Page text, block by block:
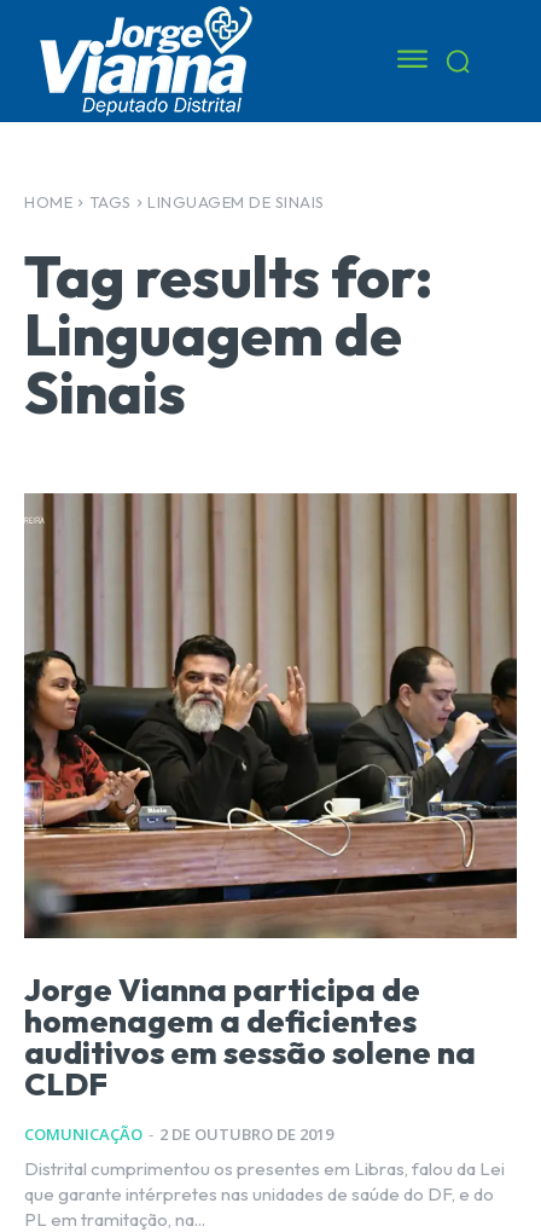
HOME TAGS LINGUAGEM DE SINAIS
Tag results for:
Linguagem de
Sinais
Jorge Vianna participa de
homenagem a deficientes
auditivos em sessão solene na
CLDF
COMUNICAÇÃO - 2 DE OUTUBRO DE 2019
Distrital cumprimentou os presentes em Libras, falou da Lei
que garante intérpretes nas unidades de saúde do DF, e do
PL em tramitação, na...